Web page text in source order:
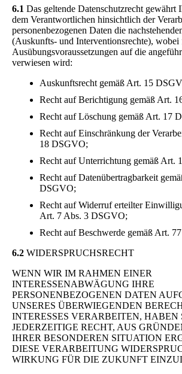
6.1 Das geltende Datenschutzrecht gewährt
dem Verantwortlichen hinsichtlich der
personenbezogenen Daten die
(Auskunfts- und Interventionsrechte),
Ausübungsvoraussetzungen auf die
verwiesen wird:
Auskunftsrecht gemäß Art. 15
Recht auf Berichtigung gemäß Art.
Recht auf Löschung gemäß Art. 17
Recht auf Einschränkung der
18 DSGVO;
Recht auf Unterrichtung gemäß Art.
Recht auf Datenübertragbarkeit
DSGVO;
Recht auf Widerruf erteilter
Art. 7 Abs. 3 DSGVO;
Recht auf Beschwerde gemäß Art.
6.2 WIDERSPRUCHSRECHT
WENN WIR IM RAHMEN EINER
INTERESSENABWÄGUNG IHRE
PERSONENBEZOGENEN DATEN
UNSERES ÜBERWIEGENDEN
INTERESSES VERARBEITEN, HABEN
JEDERZEITIGE RECHT, AUS
IHRER BESONDEREN SITUATION
DIESE VERARBEITUNG
WIRKUNG FÜR DIE ZUKUNFT